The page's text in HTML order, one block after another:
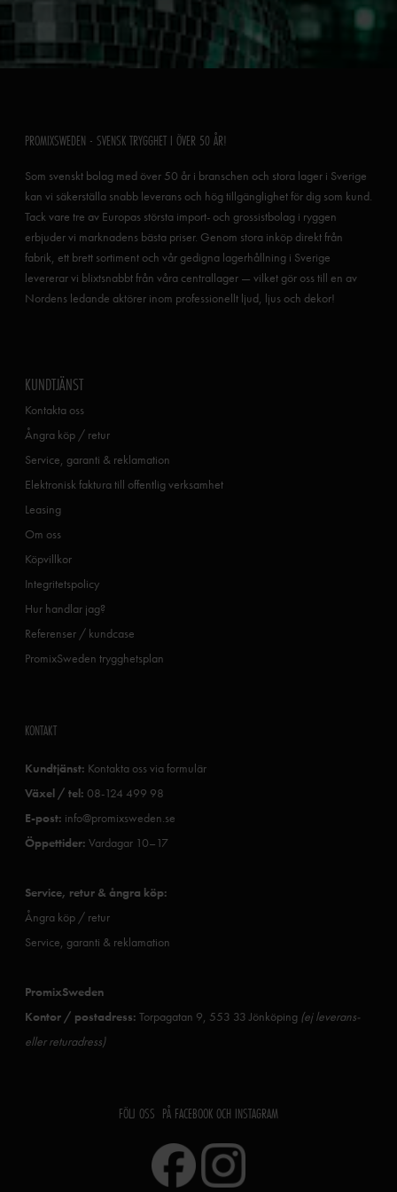
PROMIXSWEDEN - SVENSK TRYGGHET I ÖVER 50 ÅR!
Som svenskt bolag med över 50 år i branschen och stora lager i Sverige
kan vi säkerställa snabb leverans och hög tillgänglighet för dig som kund.
Tack vare tre av Europas största import- och grossistbolag i ryggen
erbjuder vi marknadens bästa priser. Genom stora inköp direkt från
fabrik, ett brett sortiment och vår gedigna lagerhållning i Sverige
levererar vi blixtsnabbt från våra centrallager — vilket gör oss till en av
Nordens ledande aktörer inom professionellt ljud, ljus och dekor!
KUNDTJÄNST
Kontakta oss
Ångra köp / retur
Service, garanti & reklamation
Elektronisk faktura till offentlig verksamhet
Leasing
Om oss
Köpvillkor
Integritetspolicy
Hur handlar jag?
Referenser / kundcase
PromixSweden trygghetsplan
KONTAKT
Kundtjänst: Kontakta oss via formulär
Växel / tel: 08-124 499 98
E-post: info@promixsweden.se
Öppettider: Vardagar 10–17
Service, retur & ångra köp:
Ångra köp / retur
Service, garanti & reklamation
PromixSweden
Kontor / postadress: Torpagatan 9, 553 33 Jönköping (ej leverans-
eller returadress)
FÖLJ OSS PÅ FACEBOOK OCH INSTAGRAM